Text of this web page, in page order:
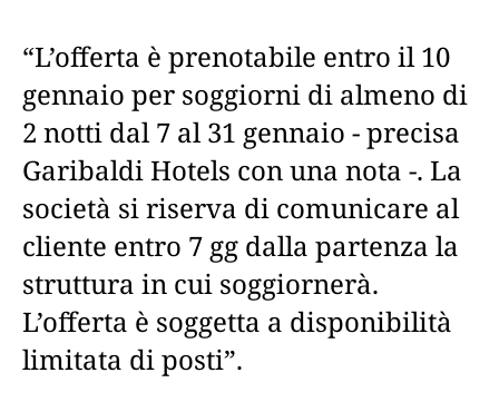
“L’offerta è prenotabile entro il 10
gennaio per soggiorni di almeno di
2 notti dal 7 al 31 gennaio - precisa
Garibaldi Hotels con una nota -. La
società si riserva di comunicare al
cliente entro 7 gg dalla partenza la
struttura in cui soggiornerà.
L’offerta è soggetta a disponibilità
limitata di posti”.